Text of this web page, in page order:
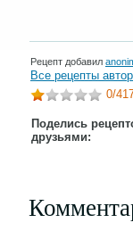
Рецепт добавил
Все рецепты
0/
Поделись
друзьями: